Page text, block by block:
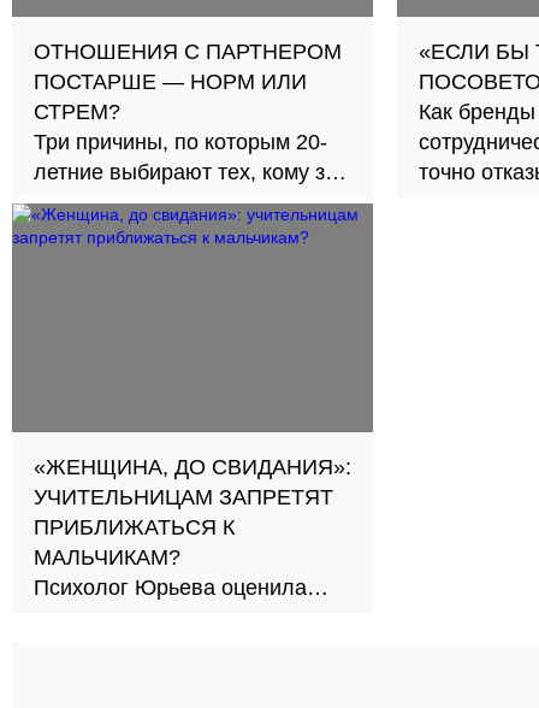
ОТНОШЕНИЯ С ПАРТНЕРОМ
ПОСТАРШЕ — НОРМ ИЛИ
СТРЕМ?
Три причины, по которым 20-
летние выбирают тех, кому за
30
«ЕСЛИ БЫ
Как
точно
«ЖЕНЩИНА, ДО СВИДАНИЯ»:
УЧИТЕЛЬНИЦАМ ЗАПРЕТЯТ
ПРИБЛИЖАТЬСЯ К
МАЛЬЧИКАМ?
Психолог Юрьева оценила